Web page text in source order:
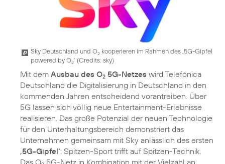
Sky Deutschland und O2 kooperieren im Rahmen des ‚5G-Gipfel
powered by O2‘ (Credits: sky)
Mit dem Ausbau des O2 5G-Netzes wird Telefónica
Deutschland die Digitalisierung in Deutschland in den
kommenden Jahren entscheidend vorantreiben. Über
5G lassen sich völlig neue Entertainment-Erlebnisse
realisieren. Das große Potenzial der neuen Technologie
für den Unterhaltungsbereich demonstriert das
Unternehmen gemeinsam mit Sky anlässlich des ersten
‚5G-Gipfel‘: Spitzen-Sport trifft auf Spitzen-Technik.
Das O 5G-Netz in Kombination mit der Vielzahl an